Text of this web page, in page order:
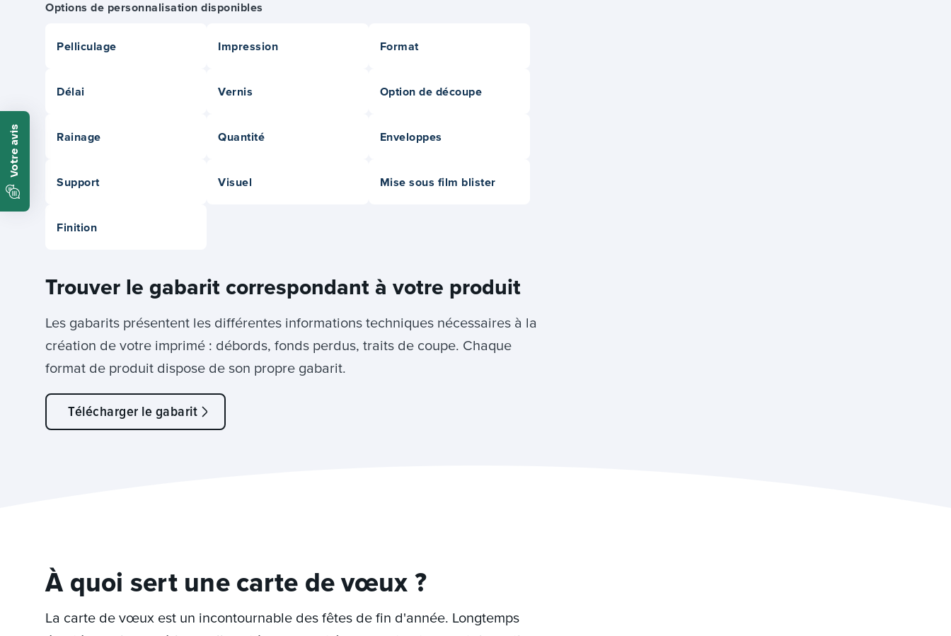
Options de personnalisation disponibles
Pelliculage Impression Format
Délai Vernis Option de découpe
Rainage Quantité Enveloppes
Support Visuel Mise sous film blister
Finition
Trouver le gabarit correspondant à votre produit
Les gabarits présentent les différentes informations techniques nécessaires à la
création de votre imprimé : débords, fonds perdus, traits de coupe. Chaque
format de produit dispose de son propre gabarit.
Télécharger le gabarit
À quoi sert une carte de vœux ?
La carte de vœux est un incontournable des fêtes de fin d'année. Longtemps